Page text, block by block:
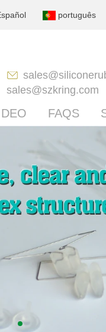
português
sales@szkring.com
FAQS